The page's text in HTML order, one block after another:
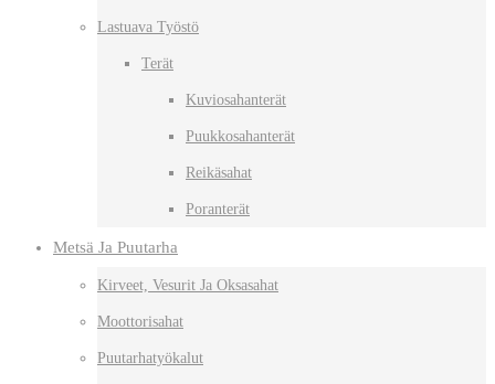
Lastuava Työstö
Terät
Kuviosahanterät
Puukkosahanterät
Reikäsahat
Poranterät
Metsä Ja Puutarha
Kirveet, Vesurit Ja Oksasahat
Moottorisahat
Puutarhatyökalut